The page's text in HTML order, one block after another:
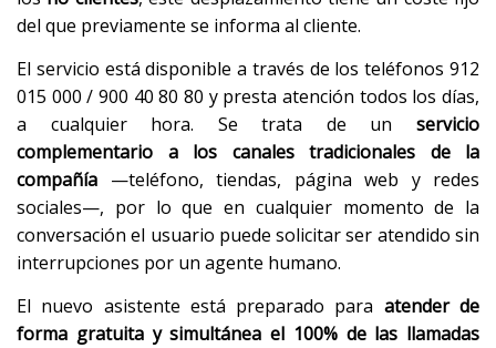
del que previamente se informa al cliente.
El servicio está disponible a través de los teléfonos 912
015 000 / 900 40 80 80 y presta atención todos los días,
a cualquier hora. Se trata de un servicio
complementario a los canales tradicionales de la
compañía —teléfono, tiendas, página web y redes
sociales—, por lo que en cualquier momento de la
conversación el usuario puede solicitar ser atendido sin
interrupciones por un agente humano.
El nuevo asistente está preparado para atender de
forma gratuita y simultánea el 100% de las llamadas